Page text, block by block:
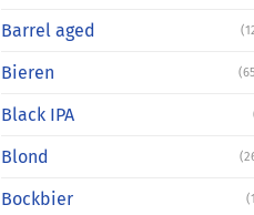
Barrel aged
Bieren
Black IPA
Blond
Bockbier